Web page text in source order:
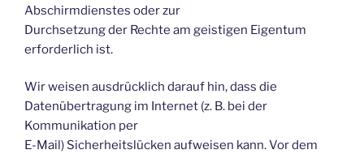
Abschirmdienstes oder zur
Durchsetzung der Rechte am geistigen Eigentum
erforderlich ist.
Wir weisen ausdrücklich darauf hin, dass die
Datenübertragung im Internet (z. B. bei der
Kommunikation per
E-Mail) Sicherheitslücken aufweisen kann. Vor dem